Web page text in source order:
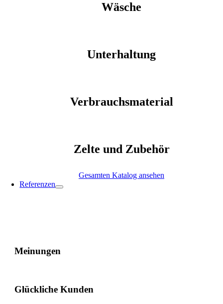
Wäsche
Unterhaltung
Verbrauchsmaterial
Zelte und Zubehör
Gesamten Katalog ansehen
Referenzen
Meinungen
Glückliche Kunden